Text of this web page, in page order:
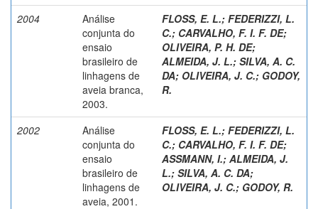
2004
Análise
conjunta do
ensaio
brasileiro de
linhagens de
aveia branca,
2003.
FLOSS, E. L.; FEDERIZZI, L.
C.; CARVALHO, F. I. F. DE;
OLIVEIRA, P. H. DE;
ALMEIDA, J. L.; SILVA, A. C.
DA; OLIVEIRA, J. C.; GODOY,
R.
2002
Análise
conjunta do
ensaio
brasileiro de
linhagens de
aveia, 2001.
FLOSS, E. L.; FEDERIZZI, L.
C.; CARVALHO, F. I. F. DE;
ASSMANN, I.; ALMEIDA, J.
L.; SILVA, A. C. DA;
OLIVEIRA, J. C.; GODOY, R.